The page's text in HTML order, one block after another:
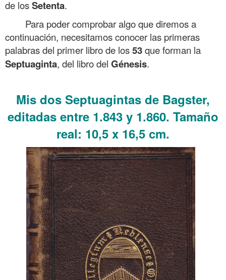
de losSetenta.
Para poder comprobar algo que diremos a
continuación, necesitamos conocer las primeras
palabras del primer libro de los53que forman la
Septuaginta, del libro del Génesis.
Mis dos Septuagintas de Bagster,
editadas entre 1.843 y 1.860. Tamaño
real: 10,5 x 16,5 cm.